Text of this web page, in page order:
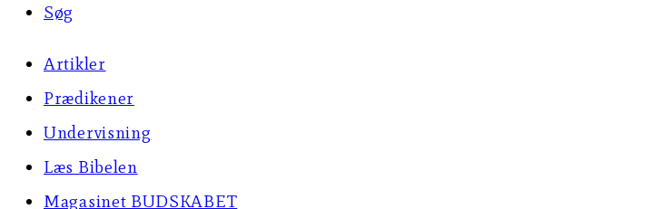
Søg
Artikler
Prædikener
Undervisning
Læs Bibelen
Magasinet BUDSKABET